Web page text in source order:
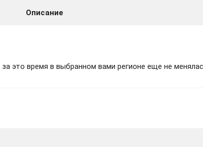
Описание
это время в выбранном вами регионе еще не